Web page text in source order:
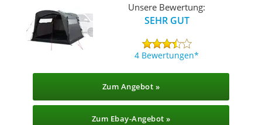
Unsere Bewertung:
SEHR GUT
4 Bewertungen
Zum Angebot »
Zum Ebay-Angebot »